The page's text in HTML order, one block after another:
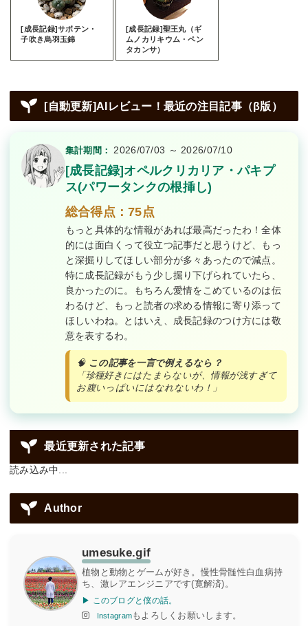
[成長記録]サボテン・
子吹き烏羽玉錦
[成長記録]聖王丸（ギ
ムノカリキウム・ペン
タカンサ）
[自動更新]AIレビュー！最近の注目記事（β版）
集計期間： 2026/07/03 ～ 2026/07/10
[成長記録]オペルクリカリア・パキプ
ス(パワータンクの根挿し)
総合得点：75点
もっと具体的な情報があれば最高だったわ！全体
的には面白くって役立つ記事だと思うけど、もっ
と深掘りしてほしい部分が多々あったので減点。
特に成長記録がもう少し掘り下げられていたら、
良かったのに。もちろん愛情をこめているのは伝
わるけど、もっと読者の求める情報に寄り添って
ほしいわね。とはいえ、成長記録のつけ方には敬
意を表するわ。
🧠 この記事を一言で例えるなら？
「珍種好きにはたまらないが、情報が浅すぎて
お腹いっぱいにはなれないわ！」
最近更新された記事
読み込み中...
Author
umesuke.gif
植物と動物とゲームが好き。慢性骨髄性白血病持
ち、激レアエンジニアです(寛解済)。
▶ このブログと僕の話。
Instagramもよろしくお願いします。